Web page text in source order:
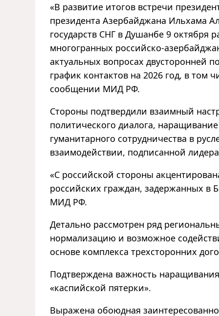
«В развитие итогов встречи
президента Азербайджана Ильхама
государств СНГ в Душанбе 9 октября
многогранных российско-
актуальных вопросах двусторонней
график контактов на 2026 год, в том
сообщении МИД РФ.
Стороны подтвердили взаимный
политического диалога,
гуманитарного сотрудничества в
взаимодействии, подписанной
«С российской стороны
российских граждан, задержанных в
МИД РФ.
Детально рассмотрен ряд
нормализацию и возможное
основе комплекса трехсторонних
Подтверждена важность
«каспийской пятерки».
Выражена обоюдная